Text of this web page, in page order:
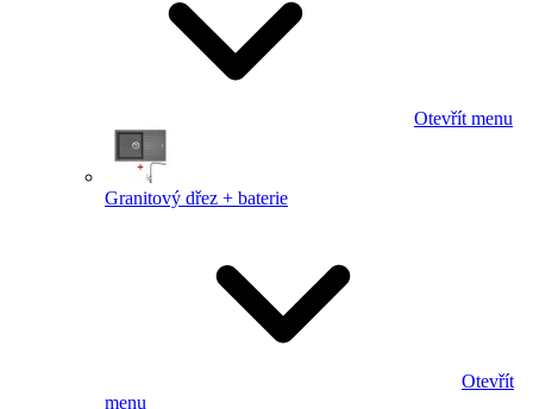
Otevřít menu
Granitový dřez + baterie
Otevřít
menu